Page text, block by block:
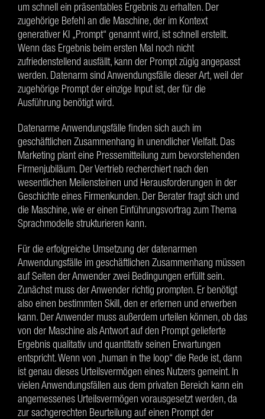
um schnell ein präsentables Ergebnis zu erhalten. Der
zugehörige Befehl an die Maschine, der im Kontext
generativer KI „Prompt“ genannt wird, ist schnell erstellt.
Wenn das Ergebnis beim ersten Mal noch nicht
zufriedenstellend ausfällt, kann der Prompt zügig angepasst
werden. Datenarm sind Anwendungsfälle dieser Art, weil der
zugehörige Prompt der einzige Input ist, der für die
Ausführung benötigt wird.
Datenarme Anwendungsfälle finden sich auch im
geschäftlichen Zusammenhang in unendlicher Vielfalt. Das
Marketing plant eine Pressemitteilung zum bevorstehenden
Firmenjubiläum. Der Vertrieb recherchiert nach den
wesentlichen Meilensteinen und Herausforderungen in der
Geschichte eines Firmenkunden. Der Berater fragt sich und
die Maschine, wie er einen Einführungsvortrag zum Thema
Sprachmodelle strukturieren kann.
Für die erfolgreiche Umsetzung der datenarmen
Anwendungsfälle im geschäftlichen Zusammenhang müssen
auf Seiten der Anwender zwei Bedingungen erfüllt sein.
Zunächst muss der Anwender richtig prompten. Er benötigt
also einen bestimmten Skill, den er erlernen und erwerben
kann. Der Anwender muss außerdem urteilen können, ob das
von der Maschine als Antwort auf den Prompt gelieferte
Ergebnis qualitativ und quantitativ seinen Erwartungen
entspricht. Wenn von „human in the loop“ die Rede ist, dann
ist genau dieses Urteilsvermögen eines Nutzers gemeint. In
vielen Anwendungsfällen aus dem privaten Bereich kann ein
angemessenes Urteilsvermögen vorausgesetzt werden, da
zur sachgerechten Beurteilung auf einen Prompt der